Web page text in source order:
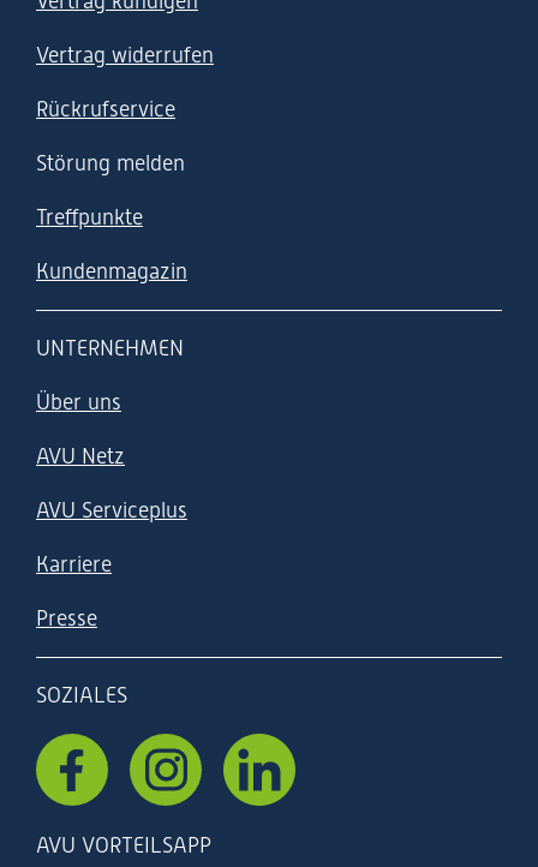
Vertrag widerrufen
Rückrufservice
Störung melden
Treffpunkte
Kundenmagazin
UNTERNEHMEN
Über uns
AVU Netz
AVU Serviceplus
Karriere
Presse
SOZIALES
AVU VORTEILSAPP